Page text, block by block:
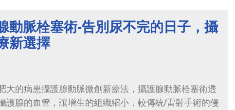
，每次約1小時。
動脈栓塞術-告別尿不完的日子，攝
新選擇
大的病患攝護腺動脈微創新療法，攝護腺動脈栓塞術透
護腺的血管，讓增生的組織縮小，較傳統/雷射手術的侵